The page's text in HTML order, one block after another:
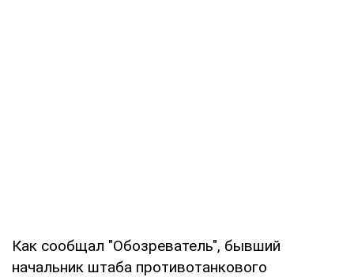
Как сообщал "Обозреватель", бывший
начальник штаба противотанкового